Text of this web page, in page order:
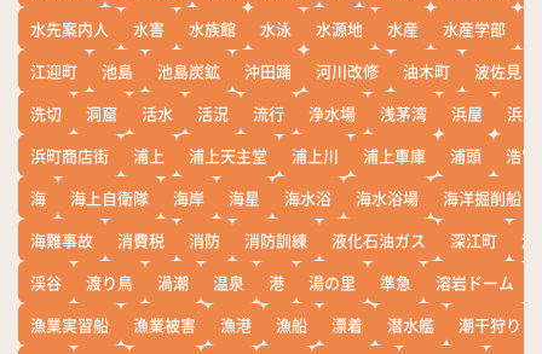
水先案内人
水害 水族館 水泳 水源地 水産 水産学部
江迎町
池島 池島炭鉱 沖田踊 河川改修 油木町
波佐見
洗切
洞窟 活水 活況 流行 浄水場 浅茅湾 浜屋
浜
浜町商店街
浦上 浦上天主堂 浦上川 浦上車庫 浦頭
浩宮
海
海上自衛隊 海岸 海星 海水浴 海水浴場
海洋掘削船
海難事故
消費税 消防 消防訓練 液化石油ガス 深江町
淵
渓谷
渡り鳥 渦潮 温泉 港 湯の里 準急 溶岩ドーム
漁業実習船
漁業被害 漁港 漁船 漂着 潜水艦
潮干狩り